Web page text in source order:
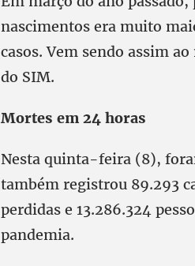
nascimentos era muito
casos. Vem sendo assim
do SIM.
Mortes em 24 horas
Nesta quinta-feira (8),
também registrou 89.293
perdidas e 13.286.324
pandemia.